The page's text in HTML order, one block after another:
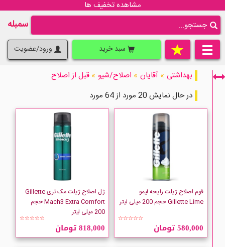
مشاهده تخفیف ها
سمبله
سبد خرید ورود/عضویت
فقط نمایش کالاهای موجود
ARKO nem
بهداشتی » آقایان » اصلاح/شیو » قبل از اصلاح
در حال نمایش 20 مورد از 64 مورد
فوم اصلاح ژیلت رایحه لیمو
Gillette Lime حجم 200 میلی لیتر
☆☆☆☆☆
580,000 تومان
ژل اصلاح ژیلت مک تری Gillette
Mach3 Extra Comfort حجم
200 میلی لیتر
☆☆☆☆☆
818,000 تومان